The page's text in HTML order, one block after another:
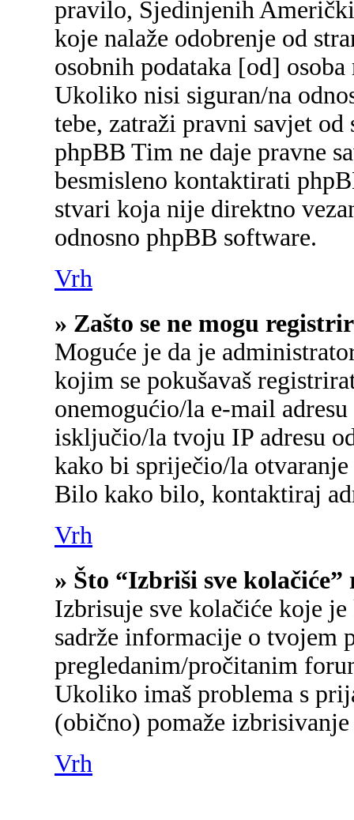
pravilo, Sjedinjenih
koje nalaže odobrenje od
osobnih podataka [od]
Ukoliko nisi siguran/na
tebe, zatraži pravni savjet od
phpBB Tim ne daje pravne
besmisleno kontaktirati
stvari koja nije direktno
odnosno phpBB software.
Vrh
» Zašto se ne mogu
Moguće je da je
kojim se pokušavaš
onemogućio/la e-mail
isključio/la tvoju IP adresu
kako bi spriječio/la
Bilo kako bilo, kontaktiraj
Vrh
» Što “Izbriši sve kolačiće”
Izbrisuje sve kolačiće koje
sadrže informacije o tvojem
pregledanim/pročitanim
Ukoliko imaš problema s
(obično) pomaže
Vrh